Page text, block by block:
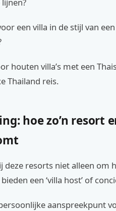
een villa in de stijl van
houten villa’s met een
Thailand reis.
hoe zo’n resort
deze resorts niet alleen om
een ‘villa host’ of
aanspreekpunt